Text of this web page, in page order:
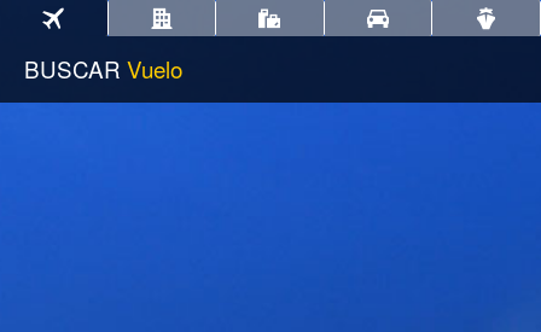
BUSCAR Vuelo